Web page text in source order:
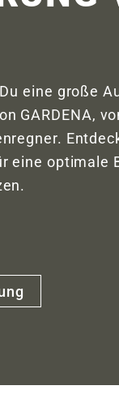
eine große
GARDENA,
eine optimale